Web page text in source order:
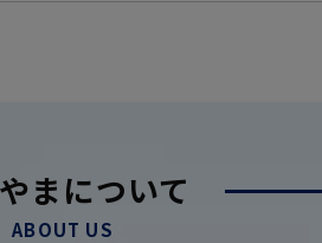
まについて
ABOUT US